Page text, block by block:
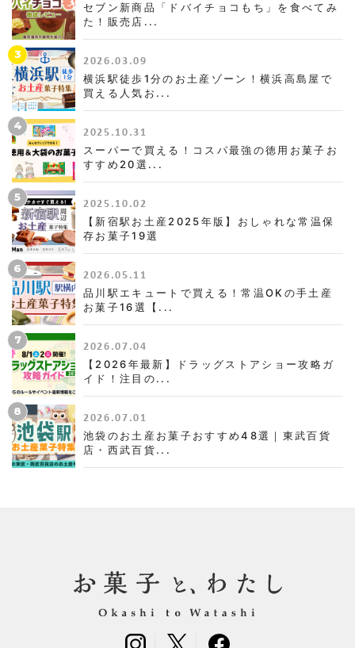
セブン新商品「ドバイチョコもち」を食べてみ
た！販売店...
3 2026.03.09
横浜駅徒歩1分のお土産ゾーン！横浜高島屋で
買える人気お...
4 2025.10.31
スーパーで買える！コスパ最強の徳用お菓子お
すすめ20選...
5 2025.10.02
【新宿駅お土産2025年版】おしゃれな常温保
存お菓子19選
6 2026.05.11
品川駅エキュートで買える！常温OKの手土産
お菓子16選【...
7 2026.07.04
【2026年最新】ドラッグストアショー攻略ガ
イド！注目の...
8 2026.07.01
池袋のお土産お菓子おすすめ48選｜東武百貨
店・西武百貨...